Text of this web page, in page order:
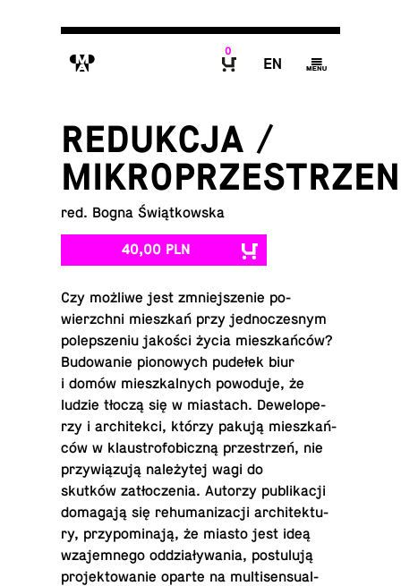
M
0
E g
REDUKCJA /
red. Bogna Świątkowska
40,00 PLN
Czy możliwe jest zmniej­sze­nie po­
wierzch­ni miesz­kań przy jed­no­cze­snym
po­lep­sze­niu jakości życia miesz­kań­ców?
Bu­do­wa­nie pio­no­wych pudełek biur
i domów miesz­kal­nych po­wo­du­je, że
ludzie tłoczą się w mia­stach. De­we­lo­pe­
rzy i ar­chi­tek­ci, którzy pakują miesz­kań­
ców w klau­stro­fo­bicz­ną prze­strzeń, nie
przy­wią­zu­ją na­le­ży­tej wagi do
skutków za­tło­cze­nia. Autorzy pu­bli­ka­cji
do­ma­ga­ją się re­hu­ma­ni­za­cji ar­chi­tek­tu­
ry, przy­po­mi­na­ją, że miasto jest ideą
wza­jem­ne­go od­dzia­ły­wa­nia, po­stu­lu­ją
pro­jek­to­wa­nie oparte na mul­ti­sen­su­al­